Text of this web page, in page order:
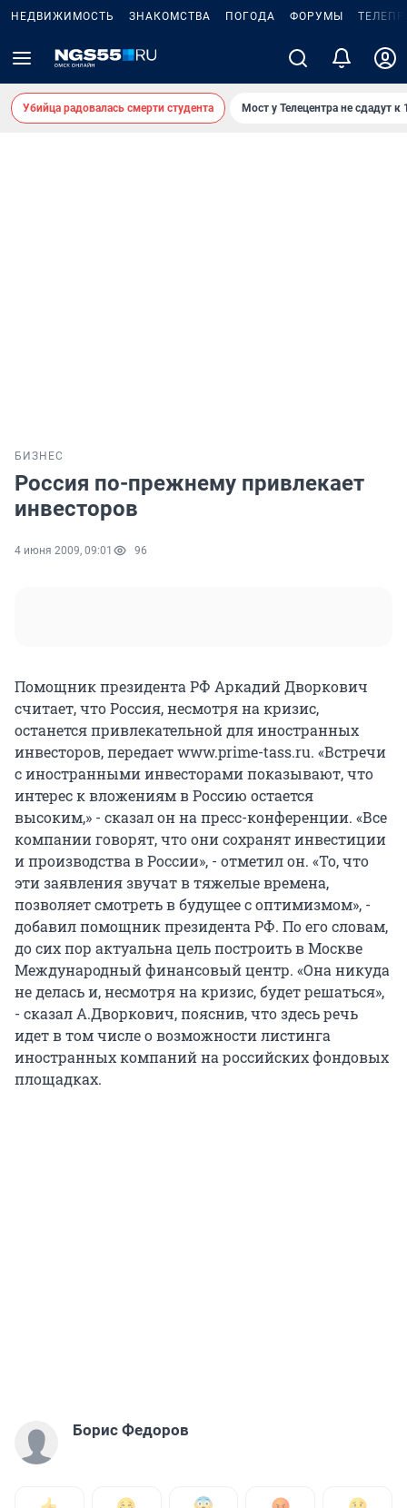
НЕДВИЖИМОСТЬ ЗНАКОМСТВА ПОГОДА ФОРУМЫ
Убийца радовалась смерти студента Мост у Телецентра не сдадут к
БИЗНЕС
Россия по-прежнему привлекает
инвесторов
4 июня 2009, 09:01 96
Помощник президента РФ Аркадий Дворкович
считает, что Россия, несмотря на кризис,
останется привлекательной для иностранных
инвесторов, передает www.prime-tass.ru. «Встречи
с иностранными инвесторами показывают, что
интерес к вложениям в Россию остается
высоким,» - сказал он на пресс-конференции. «Все
компании говорят, что они сохранят инвестиции
и производства в России», - отметил он. «То, что
эти заявления звучат в тяжелые времена,
позволяет смотреть в будущее с оптимизмом», -
добавил помощник президента РФ. По его словам,
до сих пор актуальна цель построить в Москве
Международный финансовый центр. «Она никуда
не делась и, несмотря на кризис, будет решаться»,
- сказал А.Дворкович, пояснив, что здесь речь
идет в том числе о возможности листинга
иностранных компаний на российских фондовых
площадках.
Борис Федоров